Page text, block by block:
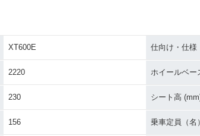
XT600E 仕向け・仕様
2220 ホイールベー
230 シート高
156 乗車定員（名）